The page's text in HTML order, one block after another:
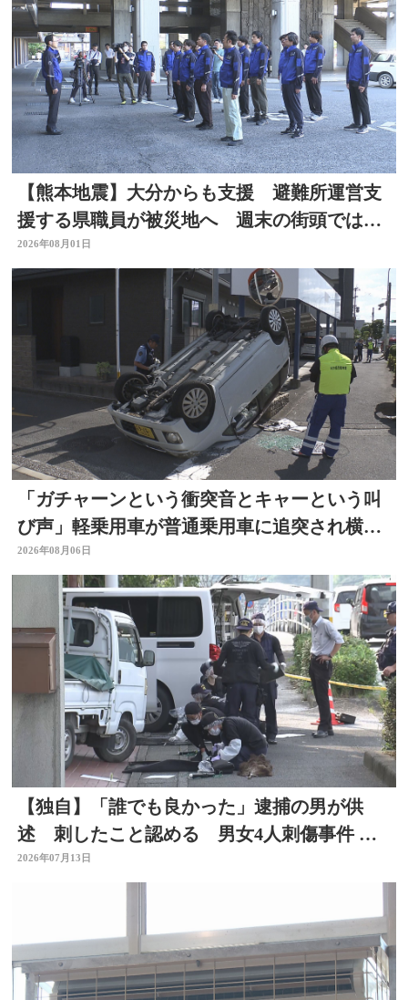
【熊本地震】大分からも支援 避難所運営支
援する県職員が被災地へ 週末の街頭では募
金の呼びかけも
2026年08月01日
「ガチャーンという衝突音とキャーという叫
び声」軽乗用車が普通乗用車に追突され横
転 周囲騒然 大分
2026年08月06日
【独自】「誰でも良かった」逮捕の男が供
述 刺したこと認める 男女4人刺傷事件 被
害者と面識なし 大分
2026年07月13日